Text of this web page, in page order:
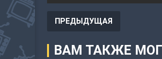
ПРЕДЫДУЩАЯ
ВАМ ТАКЖЕ